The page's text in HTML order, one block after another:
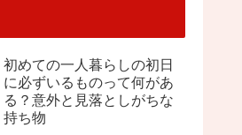
初めての一人暮らしの初日
に必ずいるものって何があ
る？意外と見落としがちな
持ち物